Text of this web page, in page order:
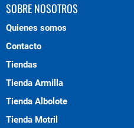
SOBRE NOSOTROS
Quienes somos
Contacto
Tiendas
Tienda Armilla
Tienda Albolote
Tienda Motril